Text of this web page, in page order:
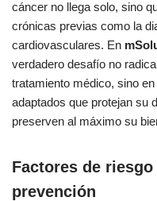
cáncer no llega solo, sino
crónicas previas como la
cardiovasculares. En
verdadero desafío no
tratamiento médico, sino
adaptados que protejan su
preserven al máximo su
Factores de
prevención